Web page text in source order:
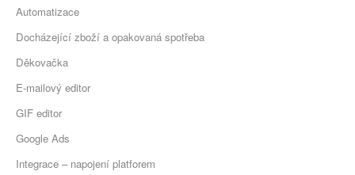
Automatizace
Docházející zboží a opakovaná spotřeba
Děkovačka
E-mailový editor
GIF editor
Google Ads
Integrace – napojení platforem